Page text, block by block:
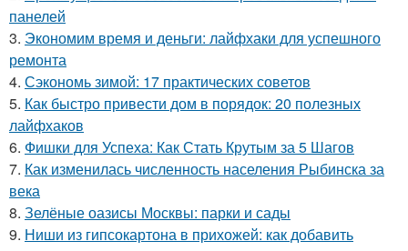
панелей
3. Экономим время и деньги: лайфхаки для успешного
ремонта
4. Сэкономь зимой: 17 практических советов
5. Как быстро привести дом в порядок: 20 полезных
лайфхаков
6. Фишки для Успеха: Как Стать Крутым за 5 Шагов
7. Как изменилась численность населения Рыбинска за
века
8. Зелёные оазисы Москвы: парки и сады
9. Ниши из гипсокартона в прихожей: как добавить